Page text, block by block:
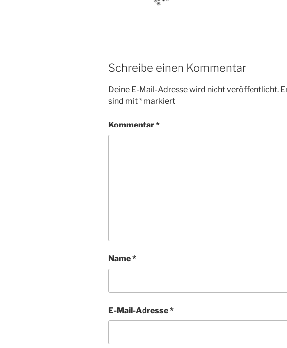
Schreibe einen Kommentar
Deine E-Mail-Adresse wird nicht veröffentlicht.
sind mit* markiert
Kommentar*
Name*
E-Mail-Adresse*